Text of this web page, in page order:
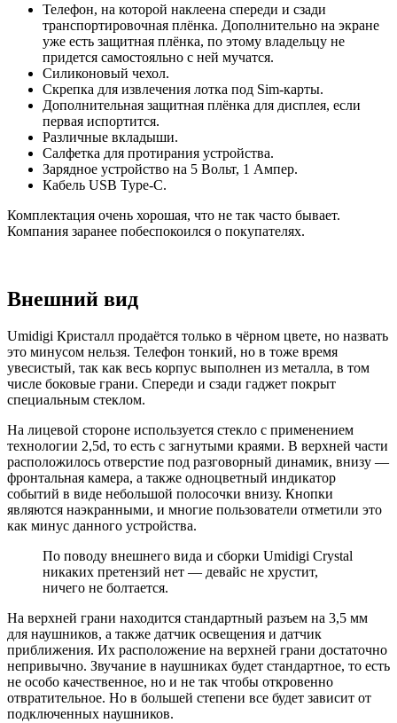
Телефон, на которой наклеена спереди и сзади
транспортировочная плёнка. Дополнительно на экране
уже есть защитная плёнка, по этому владельцу не
придется самостояльно с ней мучатся.
Силиконовый чехол.
Скрепка для извлечения лотка под Sim-карты.
Дополнительная защитная плёнка для дисплея, если
первая испортится.
Различные вкладыши.
Салфетка для протирания устройства.
Зарядное устройство на 5 Вольт, 1 Ампер.
Кабель USB Type-C.
Комплектация очень хорошая, что не так часто бывает.
Компания заранее побеспокоился о покупателях.
Внешний вид
Umidigi Кристалл продаётся только в чёрном цвете, но назвать
это минусом нельзя. Телефон тонкий, но в тоже время
увесистый, так как весь корпус выполнен из металла, в том
числе боковые грани. Спереди и сзади гаджет покрыт
специальным стеклом.
На лицевой стороне используется стекло с применением
технологии 2,5d, то есть с загнутыми краями. В верхней части
расположилось отверстие под разговорный динамик, внизу —
фронтальная камера, а также одноцветный индикатор
событий в виде небольшой полосочки внизу. Кнопки
являются наэкранными, и многие пользователи отметили это
как минус данного устройства.
По поводу внешнего вида и сборки Umidigi Crystal
никаких претензий нет — девайс не хрустит,
ничего не болтается.
На верхней грани находится стандартный разъем на 3,5 мм
для наушников, а также датчик освещения и датчик
приближения. Их расположение на верхней грани достаточно
непривычно. Звучание в наушниках будет стандартное, то есть
не особо качественное, но и не так чтобы откровенно
отвратительное. Но в большей степени все будет зависит от
подключенных наушников.